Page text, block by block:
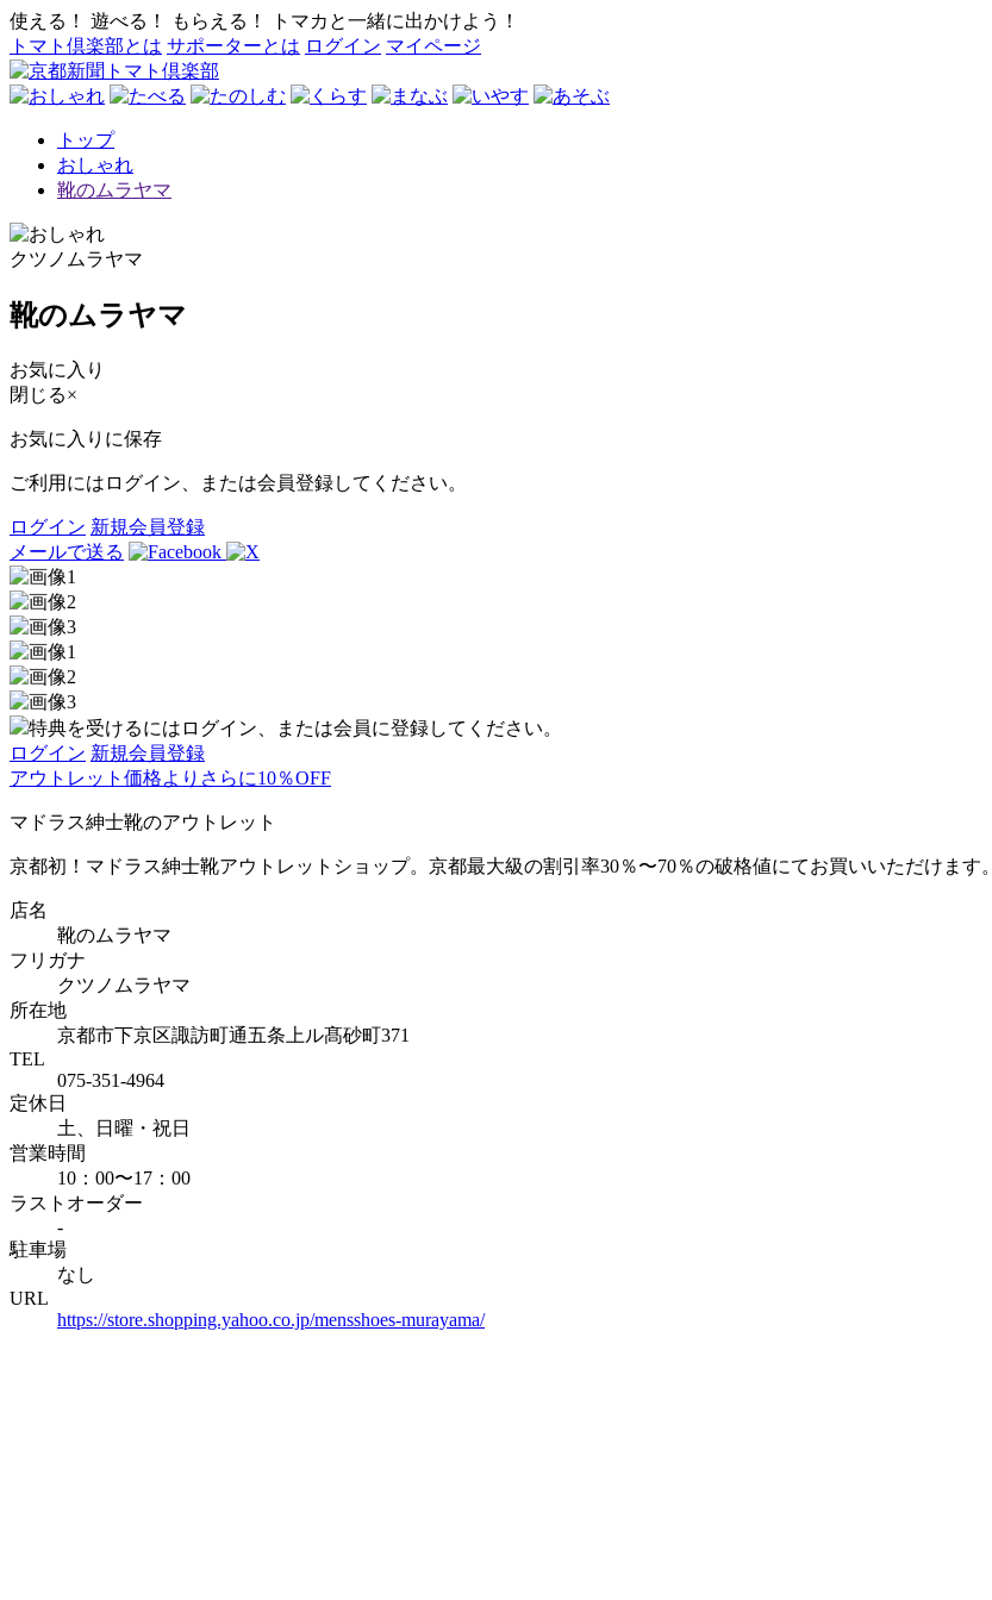
使える！ 遊べる！ もらえる！ トマカと一緒に出かけよう！
トマト倶楽部とは サポーターとは ログイン マイページ
トップ
おしゃれ
靴のムラヤマ
クツノムラヤマ
靴のムラヤマ
お気に入り
閉じる×
お気に入りに保存
ご利用にはログイン、または会員登録してください。
ログイン 新規会員登録
メールで送る
特典を受けるにはログイン、または会員に登録してください。
ログイン 新規会員登録
アウトレット価格よりさらに10％OFF
マドラス紳士靴のアウトレット
京都初！マドラス紳士靴アウトレットショップ。京都最大級の割引率30％〜70％の破格値にてお買いいただけます。
店名
靴のムラヤマ
フリガナ
クツノムラヤマ
所在地
京都市下京区諏訪町通五条上ル髙砂町371
TEL
075-351-4964
定休日
土、日曜・祝日
営業時間
10：00〜17：00
ラストオーダー
-
駐車場
なし
URL
https://store.shopping.yahoo.co.jp/mensshoes-murayama/